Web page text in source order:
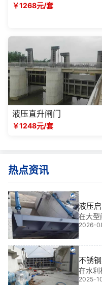
￥1268元/套
液压直升闸门
￥1248元/套
热点资讯
液压
调试
在大型
启闭机
全。面
确的空
隐患的
2026-
不锈
适配
在水利
不锈钢
2025-